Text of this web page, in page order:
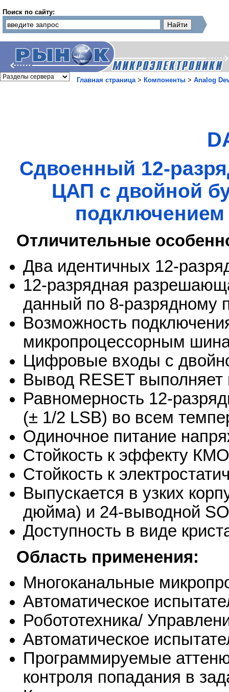
Поиск по сайту:
Главная страница> Компоненты > Analog
Сдвоенный 12-
ЦАП с двойной
подключением
Отличительные
Два идентичных 12-
12-разрядная
данный по 8-разрядному
Возможность
микропроцессорным
Цифровые входы с
Вывод RESET выполняет
Равномерность 12-
(± 1/2 LSB) во всем
Одиночное питание
Стойкость к эффекту
Стойкость к
Выпускается в узких
дюйма) и 24-выводной
Доступность в виде
Область применения:
Многоканальные
Автоматическое
Робототехника/
Автоматическое
Программируемые
контроля попадания в